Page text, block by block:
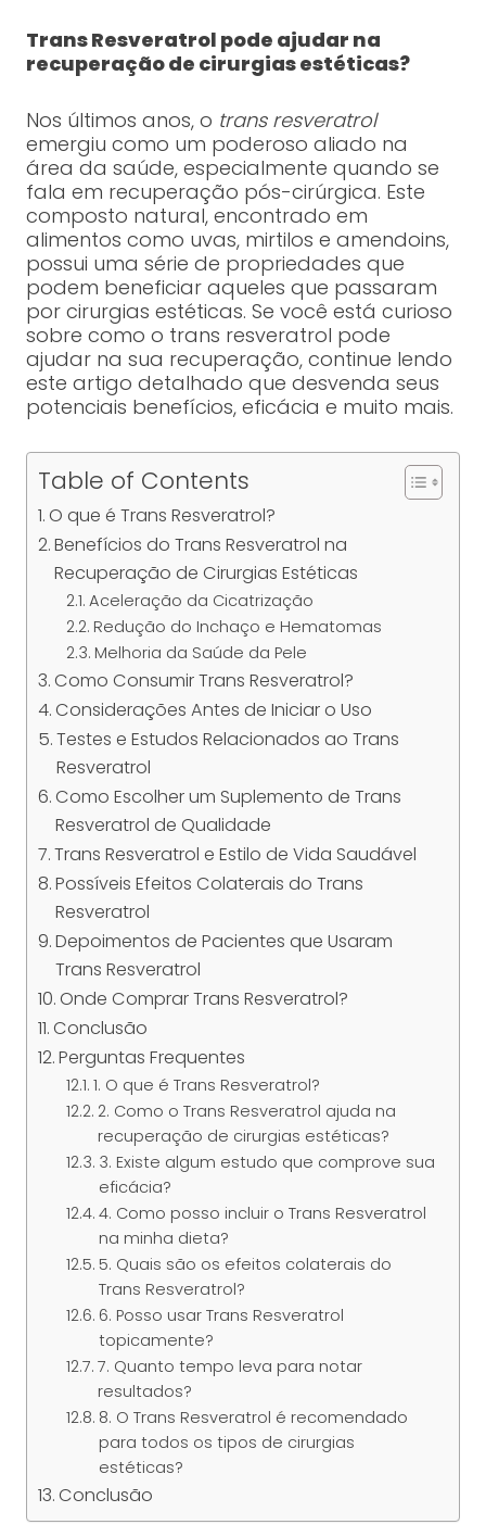
Trans Resveratrol pode ajudar na
recuperação de cirurgias estéticas?
Nos últimos anos, o trans resveratrol
emergiu como um poderoso aliado na
área da saúde, especialmente quando se
fala em recuperação pós-cirúrgica. Este
composto natural, encontrado em
alimentos como uvas, mirtilos e amendoins,
possui uma série de propriedades que
podem beneficiar aqueles que passaram
por cirurgias estéticas. Se você está curioso
sobre como o trans resveratrol pode
ajudar na sua recuperação, continue lendo
este artigo detalhado que desvenda seus
potenciais benefícios, eficácia e muito mais.
Table of Contents
O que é Trans Resveratrol?
Benefícios do Trans Resveratrol na
Recuperação de Cirurgias Estéticas
Aceleração da Cicatrização
Redução do Inchaço e Hematomas
Melhoria da Saúde da Pele
Como Consumir Trans Resveratrol?
Considerações Antes de Iniciar o Uso
Testes e Estudos Relacionados ao Trans
Resveratrol
Como Escolher um Suplemento de Trans
Resveratrol de Qualidade
Trans Resveratrol e Estilo de Vida Saudável
Possíveis Efeitos Colaterais do Trans
Resveratrol
Depoimentos de Pacientes que Usaram
Trans Resveratrol
Onde Comprar Trans Resveratrol?
Conclusão
Perguntas Frequentes
1. O que é Trans Resveratrol?
2. Como o Trans Resveratrol ajuda na
recuperação de cirurgias estéticas?
3. Existe algum estudo que comprove sua
eficácia?
4. Como posso incluir o Trans Resveratrol
na minha dieta?
5. Quais são os efeitos colaterais do
Trans Resveratrol?
6. Posso usar Trans Resveratrol
topicamente?
7. Quanto tempo leva para notar
resultados?
8. O Trans Resveratrol é recomendado
para todos os tipos de cirurgias
estéticas?
Conclusão